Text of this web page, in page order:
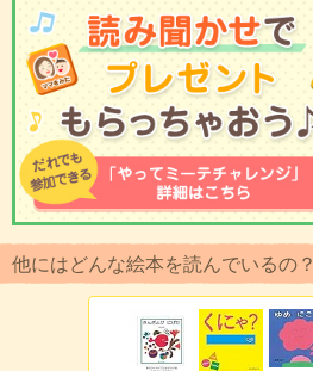
他にはどんな絵本を読んでいるの？